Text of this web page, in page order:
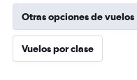
Otras opciones de vuelos
Vuelos por clase